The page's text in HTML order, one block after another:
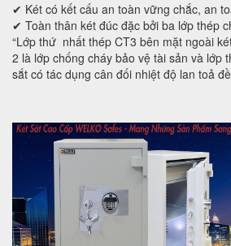
✔ Két có kết cấu an toàn vững chắc, an
✔ Toàn thân két đúc đặc bởi ba lớp thép
“Lớp thứ nhất thép CT3 bên mặt ngoài
2 là lớp chống cháy bảo vệ tài sản và lớp
sắt có tác dụng cân đối nhiệt độ lan toả